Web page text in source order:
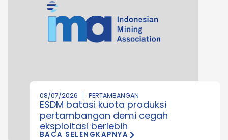
08/07/2026 PERTAMBANGAN
ESDM batasi kuota produksi
pertambangan demi cegah
eksploitasi berlebih
BACA SELENGKAPNYA